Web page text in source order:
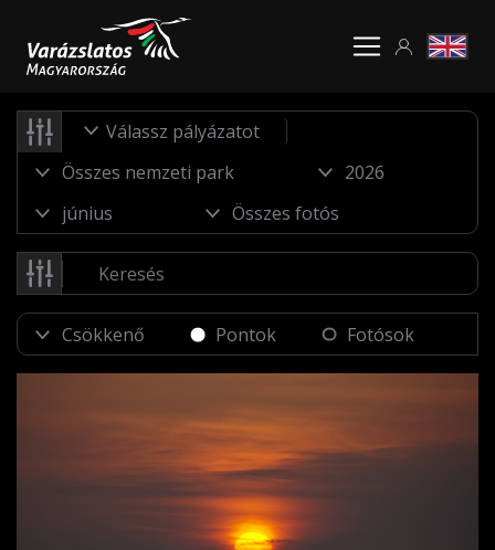
Válassz pályázatot
Pontok Fotósok